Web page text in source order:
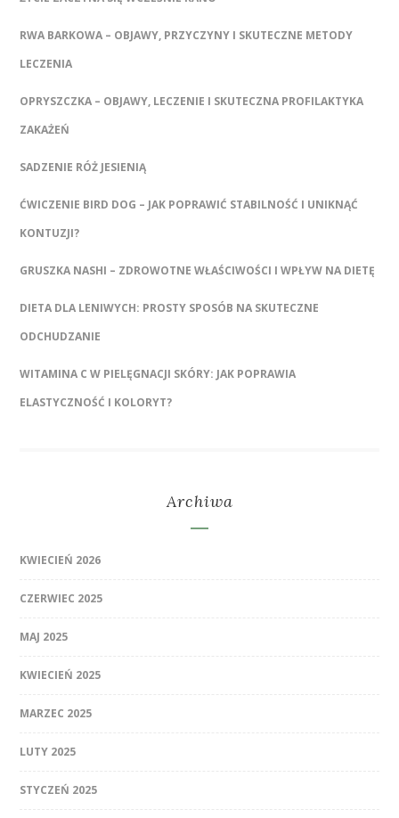
RWA BARKOWA – OBJAWY, PRZYCZYNY I SKUTECZNE METODY
LECZENIA
OPRYSZCZKA – OBJAWY, LECZENIE I SKUTECZNA PROFILAKTYKA
ZAKAŻEŃ
SADZENIE RÓŻ JESIENIĄ
ĆWICZENIE BIRD DOG – JAK POPRAWIĆ STABILNOŚĆ I UNIKNĄĆ
KONTUZJI?
GRUSZKA NASHI – ZDROWOTNE WŁAŚCIWOŚCI I WPŁYW NA DIETĘ
DIETA DLA LENIWYCH: PROSTY SPOSÓB NA SKUTECZNE
ODCHUDZANIE
WITAMINA C W PIELĘGNACJI SKÓRY: JAK POPRAWIA
ELASTYCZNOŚĆ I KOLORYT?
Archiwa
KWIECIEŃ 2026
CZERWIEC 2025
MAJ 2025
KWIECIEŃ 2025
MARZEC 2025
LUTY 2025
STYCZEŃ 2025